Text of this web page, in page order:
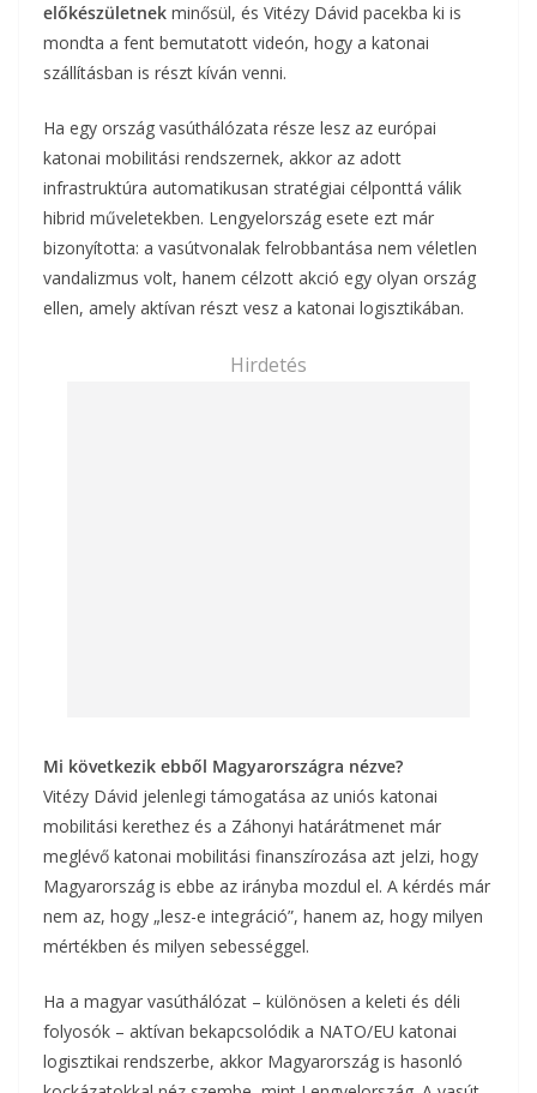
előkészületnek minősül, és Vitézy Dávid pacekba ki is
mondta a fent bemutatott videón, hogy a katonai
szállításban is részt kíván venni.
Ha egy ország vasúthálózata része lesz az európai
katonai mobilitási rendszernek, akkor az adott
infrastruktúra automatikusan stratégiai célponttá válik
hibrid műveletekben. Lengyelország esete ezt már
bizonyította: a vasútvonalak felrobbantása nem véletlen
vandalizmus volt, hanem célzott akció egy olyan ország
ellen, amely aktívan részt vesz a katonai logisztikában.
Hirdetés
Mi következik ebből Magyarországra nézve?
Vitézy Dávid jelenlegi támogatása az uniós katonai
mobilitási kerethez és a Záhonyi határátmenet már
meglévő katonai mobilitási finanszírozása azt jelzi, hogy
Magyarország is ebbe az irányba mozdul el. A kérdés már
nem az, hogy „lesz-e integráció”, hanem az, hogy milyen
mértékben és milyen sebességgel.
Ha a magyar vasúthálózat – különösen a keleti és déli
folyosók – aktívan bekapcsolódik a NATO/EU katonai
logisztikai rendszerbe, akkor Magyarország is hasonló